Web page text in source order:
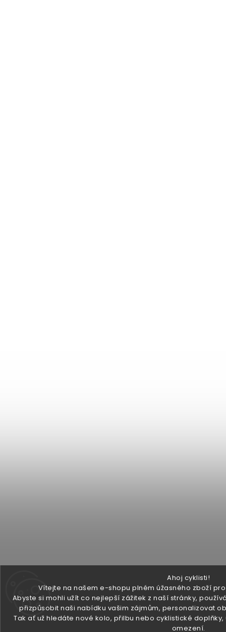
Ahoj cyklisti!
Vítejte na našem e-shopu plném úžasného zboží
Abyste si mohli užít co nejlepší zážitek z naší stránky,
přizpůsobit naši nabídku vašim zájmům, personalizovat
Tak ať už hledáte nové kolo, přilbu nebo cyklistické
omezení.